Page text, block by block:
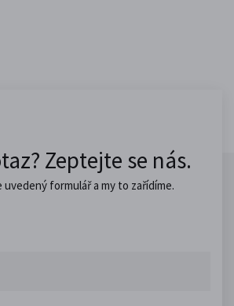
Zeptejte se nás.
uvedený formulář a my to zařídíme.